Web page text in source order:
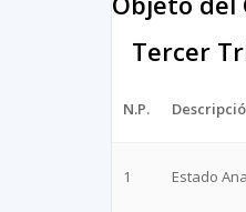
Tercer
N.P.
1 Estado